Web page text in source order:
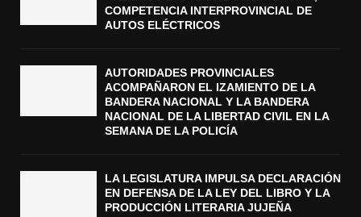
COMPETENCIA INTERPROVINCIAL DE
AUTOS ELÉCTRICOS
AUTORIDADES PROVINCIALES
ACOMPAÑARON EL IZAMIENTO DE LA
BANDERA NACIONAL Y LA BANDERA
NACIONAL DE LA LIBERTAD CIVIL EN LA
SEMANA DE LA POLICÍA
LA LEGISLATURA IMPULSA DECLARACIÓN
EN DEFENSA DE LA LEY DEL LIBRO Y LA
PRODUCCIÓN LITERARIA JUJEÑA